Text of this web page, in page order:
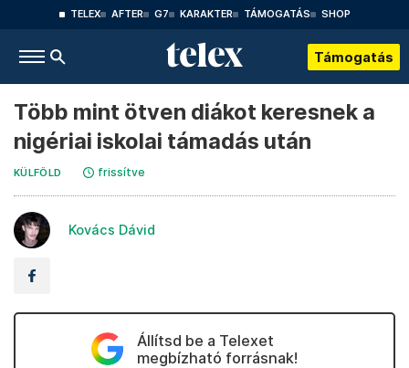
TELEX AFTER G7 KARAKTER TÁMOGATÁS SHOP
Támogatás
Több mint ötven diákot keresnek a
nigériai iskolai támadás után
KÜLFÖLD frissítve
Kovács Dávid
Állítsd be a Telexet
megbízható forrásnak!